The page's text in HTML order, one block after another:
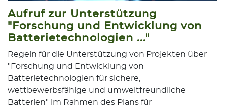
Aufruf zur Unterstützung
"Forschung und Entwicklung von
Batterietechnologien ..."
Regeln für die Unterstützung von Projekten über
"Forschung und Entwicklung von
Batterietechnologien für sichere,
wettbewerbsfähige und umweltfreundliche
Batterien" im Rahmen des Plans für